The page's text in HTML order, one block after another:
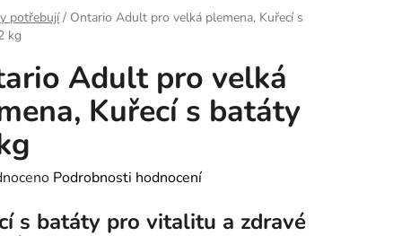
potřebují / Ontario Adult pro velká plemena, Kuřecí s
kg
Adult pro velká
Kuřecí s batáty
Podrobnosti hodnocení
s batáty pro vitalitu a zdravé